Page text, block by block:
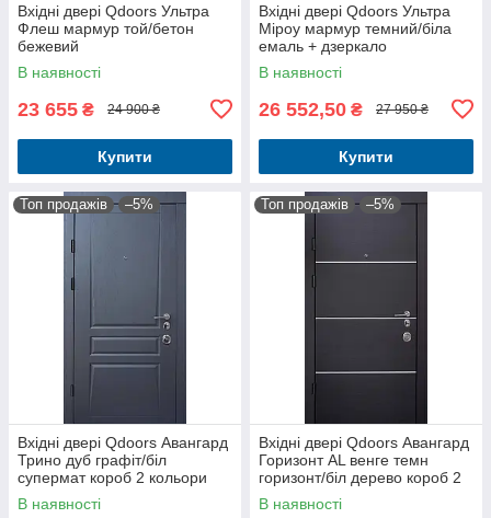
Вхідні двері Qdoors Ультра
Флеш мармур той/бетон
бежевий
В наявності
23 655 ₴ 24 900 ₴
Купити
Вхідні двері Qdoors Ультра
Міроу мармур темний/біла
емаль + дзеркало
В наявності
26 552,50 ₴ 27 950 ₴
Купити
Топ продажів –5%
Вхідні двері Qdoors Авангард
Трино дуб графіт/біл
супермат короб 2 кольори
В наявності
Топ продажів –5%
Вхідні двері Qdoors Авангард
Горизонт AL венге темн
горизонт/біл дерево короб 2
кольори
В наявності